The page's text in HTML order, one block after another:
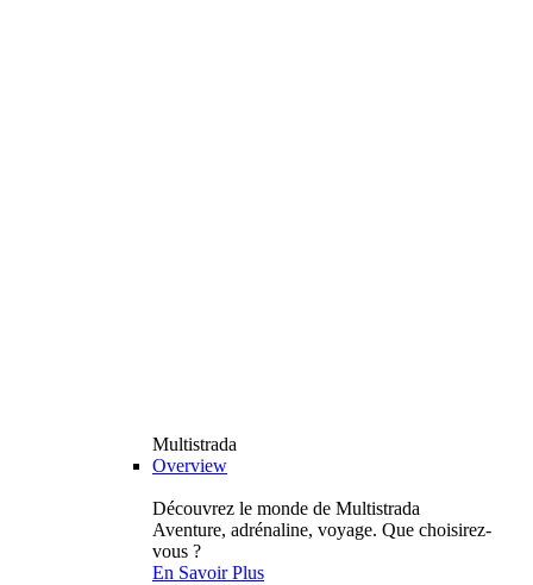
Multistrada
Overview
Découvrez le monde de Multistrada
Aventure, adrénaline, voyage. Que choisirez-
vous ?
En Savoir Plus